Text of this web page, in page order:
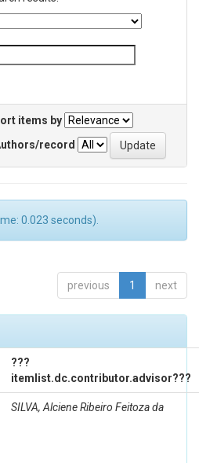
items by
record
0.023 seconds).
previous 1 next
???
itemlist.dc.contributor.advisor???
SILVA, Alciene Ribeiro Feitoza da